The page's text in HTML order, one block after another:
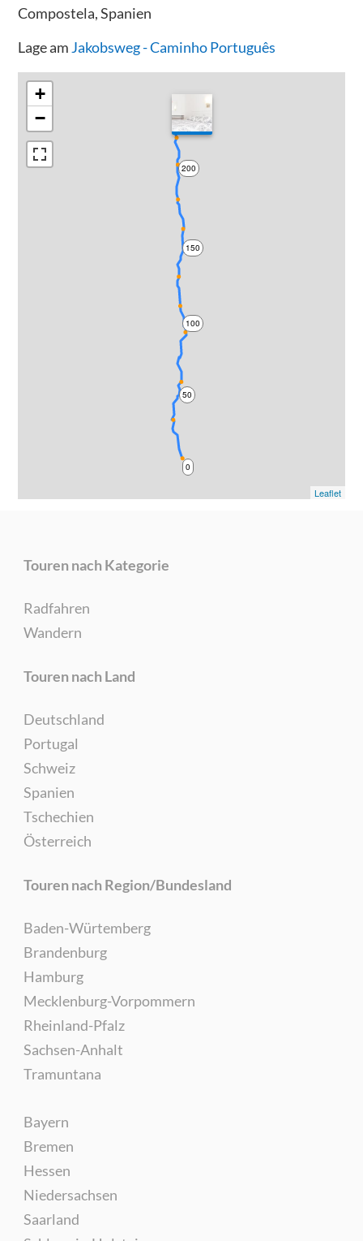
Compostela, Spanien
Lage am Jakobsweg - Caminho Português
0
50
100
150
200
+
−
Leaflet
Touren nach Kategorie
Radfahren
Wandern
Touren nach Land
Deutschland
Portugal
Schweiz
Spanien
Tschechien
Österreich
Touren nach Region/Bundesland
Baden-Würtemberg
Brandenburg
Hamburg
Mecklenburg-Vorpommern
Rheinland-Pfalz
Sachsen-Anhalt
Tramuntana
Bayern
Bremen
Hessen
Niedersachsen
Saarland